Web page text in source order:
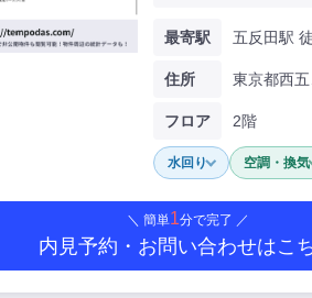
最寄駅 五反田駅
住所
フロア 2階
水回り 空調・換気
＼ 簡単1分で完了 ／
内見予約・お問い合わせはこ